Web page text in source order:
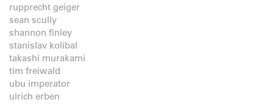
rupprecht geiger
sean scully
shannon finley
stanislav kolíbal
takashi murakami
tim freiwald
ubu imperator
ulrich erben